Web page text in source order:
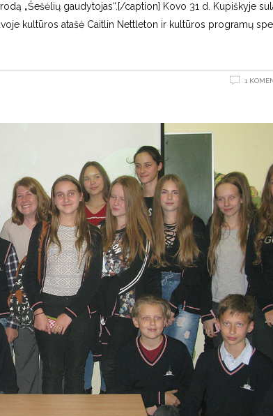
„Šešėlių gaudytojas“.[/caption] Kovo 31 d. Kupiškyje
kultūros atašė Caitlin Nettleton ir kultūros programų
1